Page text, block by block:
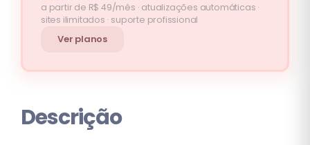
a partir de R$ 49/mês · atualizações automáticas ·
sites ilimitados · suporte profissional
Ver planos
Descrição